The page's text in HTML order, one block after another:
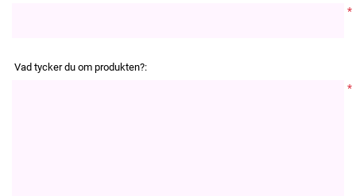
*
Vad tycker du om produkten?:
*